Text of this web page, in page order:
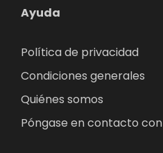
Ayuda
Política de privacidad
Condiciones generales
Quiénes somos
Póngase en contacto con